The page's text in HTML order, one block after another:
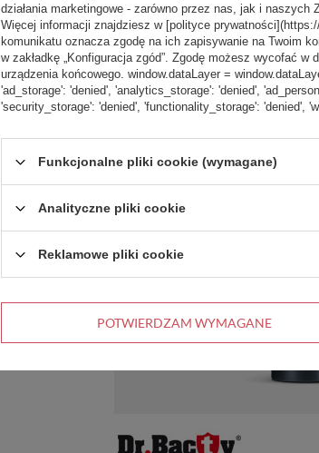
Kubek termiczny na kawę Dr.Bacty
Apollo 2.0 - Oda do młodości - 360
ml - Glossy White
działania marketingowe - zarówno przez nas, jak i
Więcej informacji znajdziesz w [polityce
komunikatu oznacza zgodę na ich zapisywanie na Twoim
w zakładkę „Konfiguracja zgód”. Zgodę możesz wycofać
urządzenia końcowego. window.dataLayer =
'ad_storage': 'denied', 'analytics_storage': 'denied',
'security_storage': 'denied', 'functionality_storage': 'denied',
Funkcjonalne pliki cookie (wymagane)
Analityczne pliki cookie
Reklamowe pliki cookie
POTWIERDZAM WYMAGANE